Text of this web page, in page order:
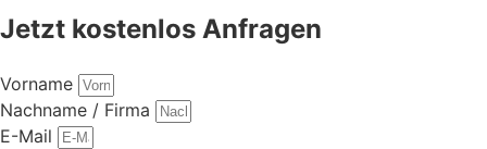
Jetzt kostenlos Anfragen
Vorname
Nachname / Firma
E-Mail